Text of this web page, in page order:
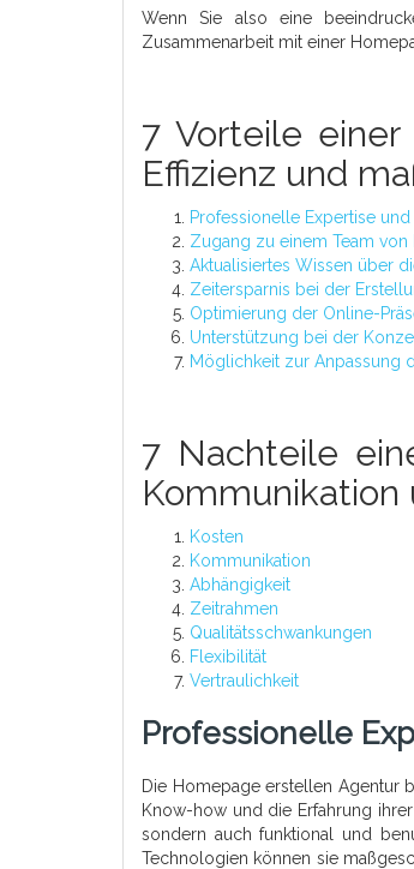
Wenn Sie also eine
Zusammenarbeit mit einer
7 Vorteile einer
Effizienz und
Professionelle Expertise
Zugang zu einem Team
Aktualisiertes Wissen über
Zeitersparnis bei der
Optimierung der Online-
Unterstützung bei der
Möglichkeit zur Anpassung
7 Nachteile
Kommunikation
Kosten
Kommunikation
Abhängigkeit
Zeitrahmen
Qualitätsschwankungen
Flexibilität
Vertraulichkeit
Professionelle
Die Homepage erstellen Agentur
Know-how und die Erfahrung
sondern auch funktional und
Technologien können sie